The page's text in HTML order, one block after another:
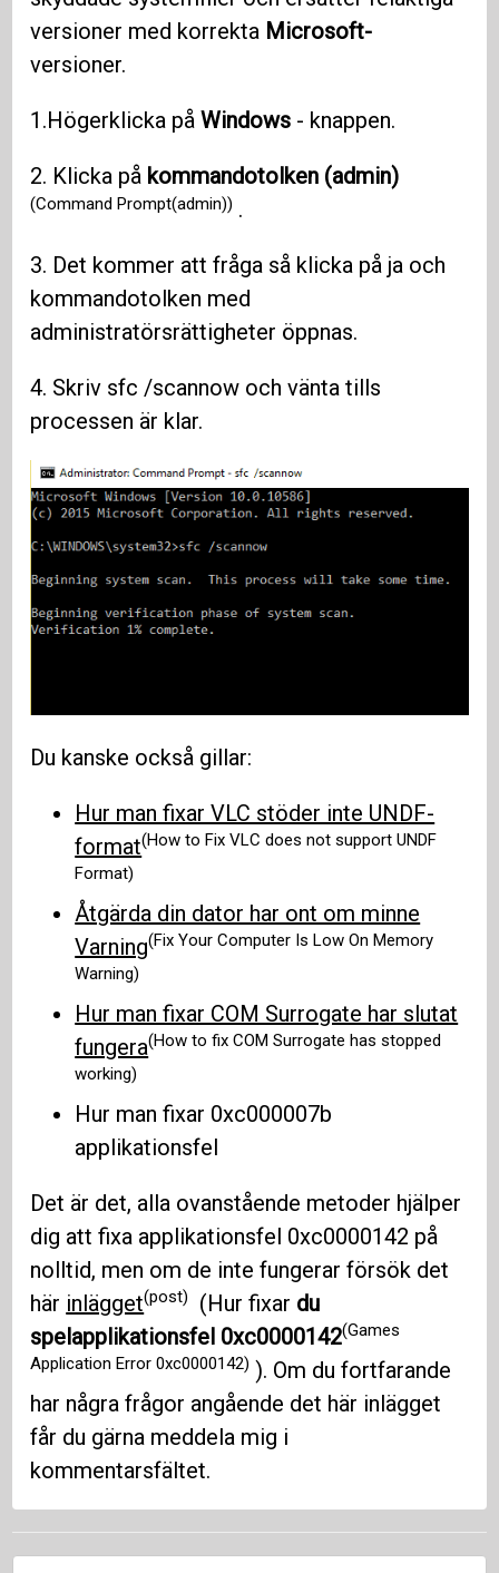
versioner med korrekta Microsoft-
versioner.
1.Högerklicka påWindows - knappen.
2. Klicka på kommandotolken (admin)
(Command Prompt(admin)) .
3. Det kommer att fråga så klicka på ja och
kommandotolken med
administratörsrättigheter öppnas.
4. Skriv sfc /scannow och vänta tills
processen är klar.
Du kanske också gillar:
Hur man fixar VLC stöder inte UNDF-
format(How to Fix VLC does not support UNDF
Format)
Åtgärda din dator har ont om minne
Varning(Fix Your Computer Is Low On Memory
Warning)
Hur man fixar COM Surrogate har slutat
fungera(How to fix COM Surrogate has stopped
working)
Hur man fixar 0xc000007b
applikationsfel
Det är det, alla ovanstående metoder hjälper
dig att fixa applikationsfel 0xc0000142 på
nolltid, men om de inte fungerar försök det
här inlägget(post) (Hur fixar du
spelapplikationsfel 0xc0000142(Games
Application Error 0xc0000142) ). Om du fortfarande
har några frågor angående det här inlägget
får du gärna meddela mig i
kommentarsfältet.